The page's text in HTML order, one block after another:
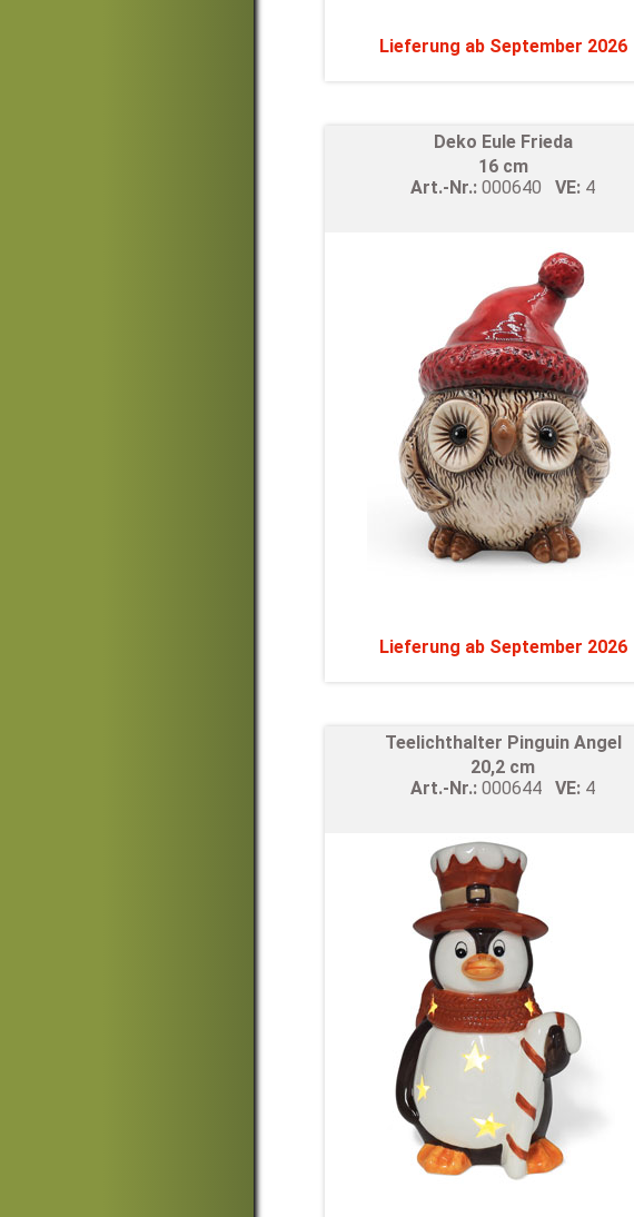
Lieferung ab September 2026
Deko Eule Frieda
16 cm
Art.-Nr.:000640VE: 4
Lieferung ab September 2026
Teelichthalter Pinguin Angel
20,2 cm
Art.-Nr.:000644VE: 4